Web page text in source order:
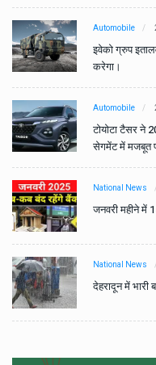
Automobile
इवेको ग्रुप
करेगा।
Automobile
टोयोटा टैसर ने
सेगमेंट में मजबूत
National News
जनवरी महीने में
National News
देहरादून में भारी